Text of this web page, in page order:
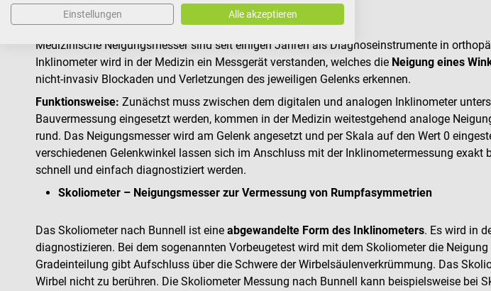
Inklinometer
Medizinische Neigungsmesser sind seit einigen Jahren als Diagnoseinstrumente in
Inklinometer wird in der Medizin ein Messgerät verstanden, welches die Neigung eines
nicht-invasiv Blockaden und Verletzungen des jeweiligen Gelenks erkennen.
Funktionsweise: Zunächst muss zwischen dem digitalen und analogen Inklinometer
Bauvermessung eingesetzt werden, kommen in der Medizin weitestgehend analoge
rund. Das Neigungsmesser wird am Gelenk angesetzt und per Skala auf den Wert 0
verschiedenen Gelenkwinkel lassen sich im Anschluss mit der Inklinometermessung
schnell und einfach diagnostiziert werden.
Skoliometer – Neigungsmesser zur Vermessung von Rumpfasymmetrien
Das Skoliometer nach Bunnell ist eine abgewandelte Form des Inklinometers. Es wird in
diagnostizieren. Bei dem sogenannten Vorbeugetest wird mit dem Skoliometer die
Gradeinteilung gibt Aufschluss über die Schwere der Wirbelsäulenverkrümmung. Das
Wirbel nicht zu berühren. Die Skoliometer Messung nach Bunnell kann beispielsweise bei
Einstellungen Alle akzeptieren